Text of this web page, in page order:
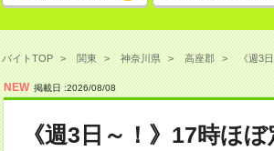
バイトTOP 関東 神奈川県 高座郡 《週3
NEW 掲載日 :2026/08/08
《週3日～！》17時ほ